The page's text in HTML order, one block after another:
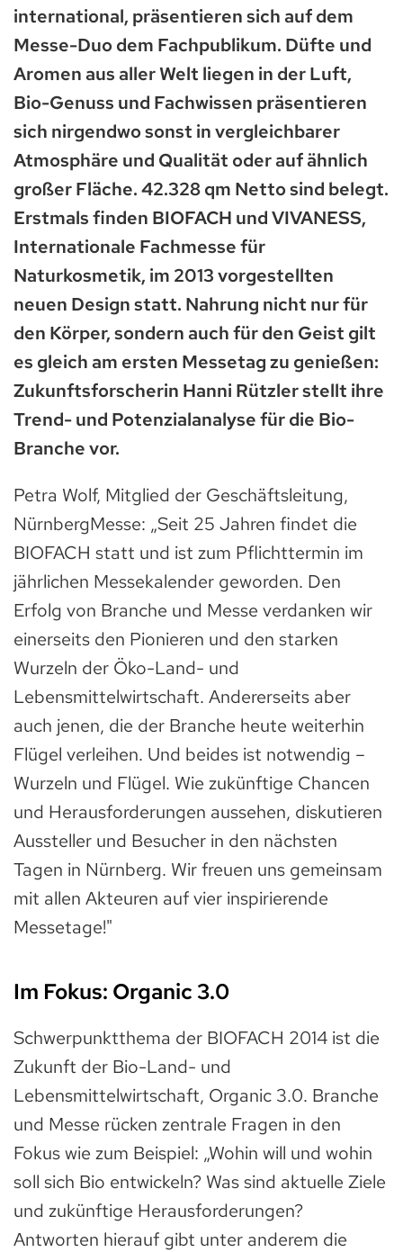
international, präsentieren sich auf dem
Messe-Duo dem Fachpublikum. Düfte und
Aromen aus aller Welt liegen in der Luft,
Bio-Genuss und Fachwissen präsentieren
sich nirgendwo sonst in vergleichbarer
Atmosphäre und Qualität oder auf ähnlich
großer Fläche. 42.328 qm Netto sind belegt.
Erstmals finden BIOFACH und VIVANESS,
Internationale Fachmesse für
Naturkosmetik, im 2013 vorgestellten
neuen Design statt. Nahrung nicht nur für
den Körper, sondern auch für den Geist gilt
es gleich am ersten Messetag zu genießen:
Zukunftsforscherin Hanni Rützler stellt ihre
Trend- und Potenzialanalyse für die Bio-
Branche vor.
Petra Wolf, Mitglied der Geschäftsleitung,
NürnbergMesse: „Seit 25 Jahren findet die
BIOFACH statt und ist zum Pflichttermin im
jährlichen Messekalender geworden. Den
Erfolg von Branche und Messe verdanken wir
einerseits den Pionieren und den starken
Wurzeln der Öko-Land- und
Lebensmittelwirtschaft. Andererseits aber
auch jenen, die der Branche heute weiterhin
Flügel verleihen. Und beides ist notwendig –
Wurzeln und Flügel. Wie zukünftige Chancen
und Herausforderungen aussehen, diskutieren
Aussteller und Besucher in den nächsten
Tagen in Nürnberg. Wir freuen uns gemeinsam
mit allen Akteuren auf vier inspirierende
Messetage!"
Im Fokus: Organic 3.0
Schwerpunktthema der BIOFACH 2014 ist die
Zukunft der Bio-Land- und
Lebensmittelwirtschaft, Organic 3.0. Branche
und Messe rücken zentrale Fragen in den
Fokus wie zum Beispiel: „Wohin will und wohin
soll sich Bio entwickeln? Was sind aktuelle Ziele
und zukünftige Herausforderungen?
Antworten hierauf gibt unter anderem die